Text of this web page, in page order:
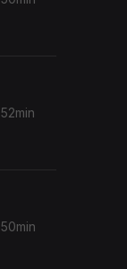
52min
50min